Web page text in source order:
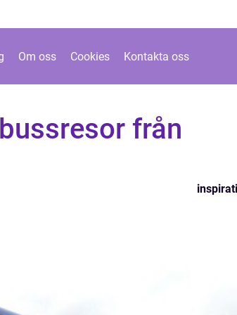
Om oss Cookies Kontakta oss
från